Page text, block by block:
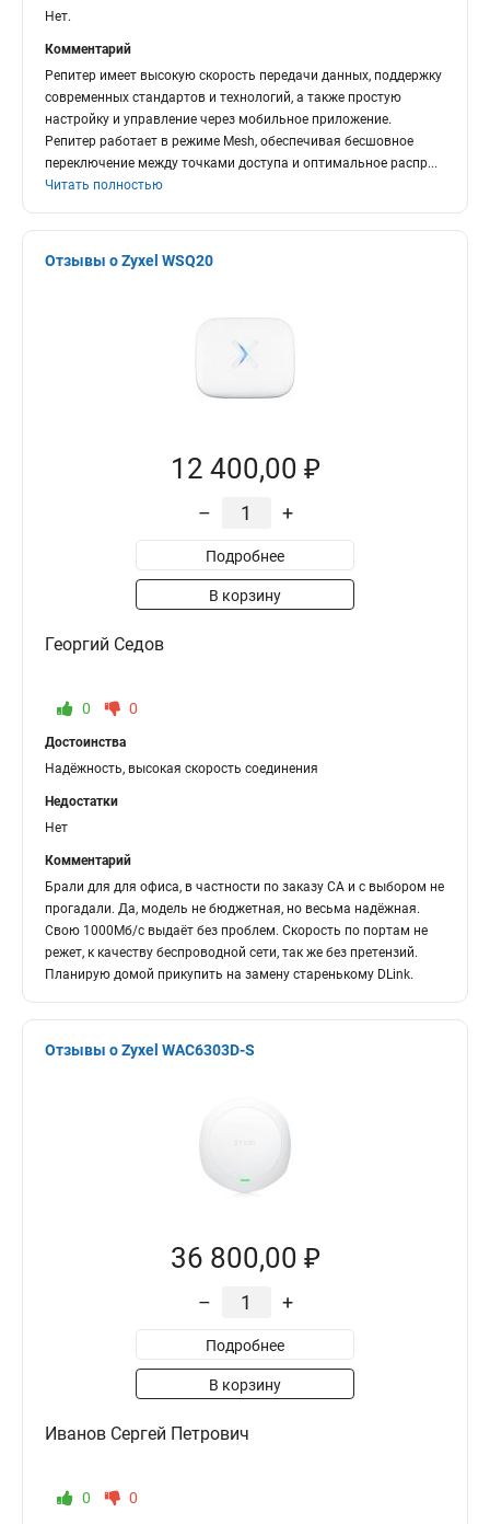
Нет.
Комментарий
Репитер имеет высокую скорость передачи данных, поддержку
современных стандартов и технологий, а также простую
настройку и управление через мобильное приложение.
Репитер работает в режиме Mesh, обеспечивая бесшовное
переключение между точками доступа и оптимальное распр...
Читать полностью
Отзывы о Zyxel WSQ20
12 400,00 ₽
– +
Подробнее
В корзину
Георгий Седов
0 0
Достоинства
Надёжность, высокая скорость соединения
Недостатки
Нет
Комментарий
Брали для для офиса, в частности по заказу СА и с выбором не
прогадали. Да, модель не бюджетная, но весьма надёжная.
Свою 1000Мб/с выдаёт без проблем. Скорость по портам не
режет, к качеству беспроводной сети, так же без претензий.
Планирую домой прикупить на замену старенькому DLink.
Отзывы о Zyxel WAC6303D-S
36 800,00 ₽
– +
Подробнее
В корзину
Иванов Сергей Петрович
0 0